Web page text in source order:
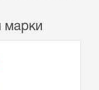
марки